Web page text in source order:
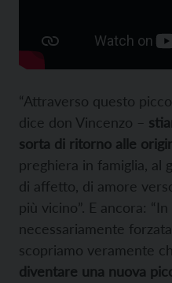
“Attraverso questo
dice don Vincenzo –
sorta di ritorno alle
preghiera in famiglia, al
di affetto, di amore
più vicino”. E ancora:
necessariamente
scopriamo veramente
diventare una nuova